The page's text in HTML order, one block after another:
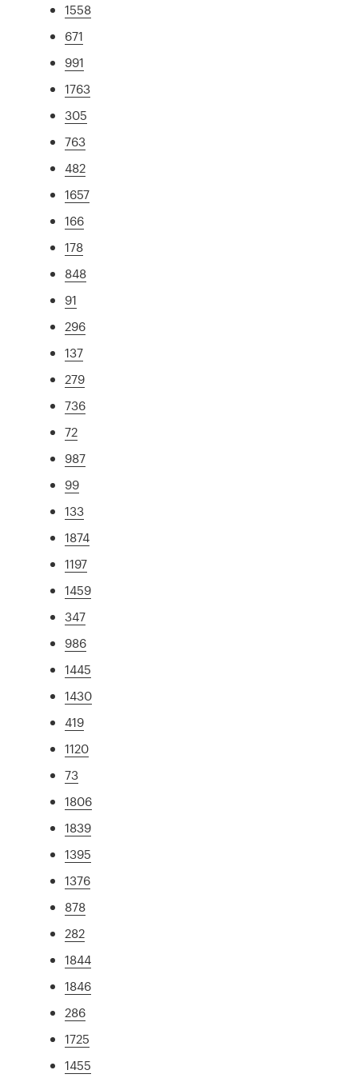
1558
671
991
1763
305
763
482
1657
166
178
848
91
296
137
279
736
72
987
99
133
1874
1197
1459
347
986
1445
1430
419
1120
73
1806
1839
1395
1376
878
282
1844
1846
286
1725
1455